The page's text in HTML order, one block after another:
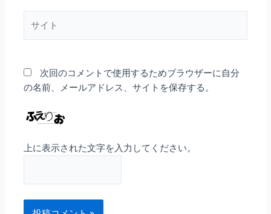
*
次回のコメントで使用するためブラウザーに自分
の名前、メールアドレス、サイトを保存する。
上に表示された文字を入力してください。